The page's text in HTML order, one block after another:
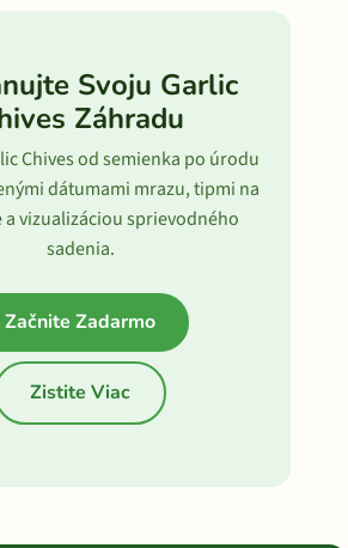
Svoju Garlic
Záhradu
Chives od semienka po úrodu
dátumami mrazu, tipmi na
a vizualizáciou sprievodného
sadenia.
Začnite Zadarmo
Zistite Viac